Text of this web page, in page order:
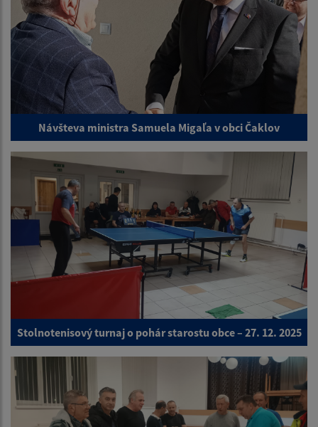
Návšteva ministra Samuela Migaľa v obci Čaklov
Stolnotenisový turnaj o pohár starostu obce – 27. 12. 2025